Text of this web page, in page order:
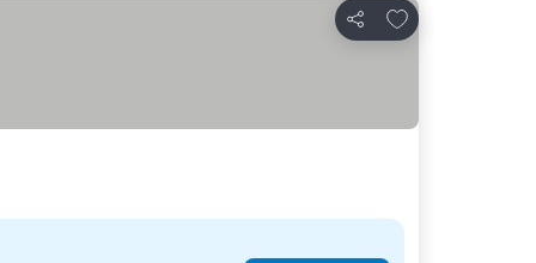
Compartir
Añadir a favoritos